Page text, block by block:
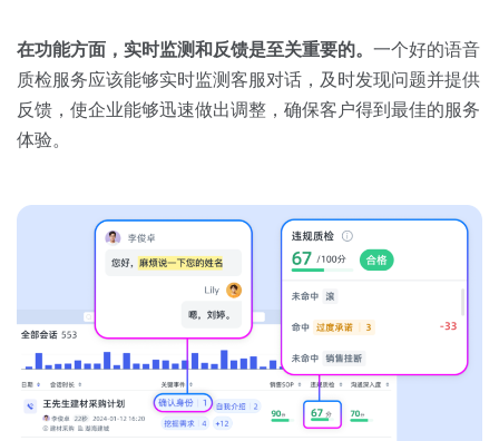
在功能方面，实时监测和反馈是至关重要的。 一个好的语音
质检服务应该能够实时监测客服对话，及时发现问题并提供
反馈，使企业能够迅速做出调整，确保客户得到最佳的服务
体验。